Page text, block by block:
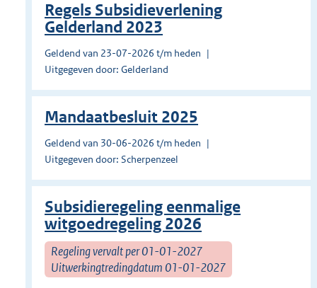
Regels Subsidieverlening
Gelderland 2023
Geldend van 23-07-2026 t/m heden
Uitgegeven door: Gelderland
Mandaatbesluit 2025
Geldend van 30-06-2026 t/m heden
Uitgegeven door: Scherpenzeel
Subsidieregeling eenmalige
witgoedregeling 2026
Regeling vervalt per 01-01-2027
Uitwerkingtredingdatum 01-01-2027